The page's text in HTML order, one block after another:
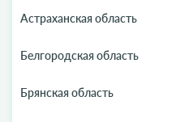
Астраханская область
Белгородская область
Брянская область